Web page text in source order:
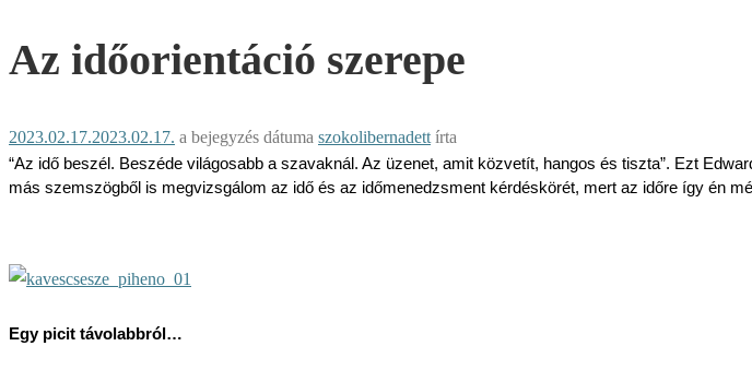
Az időorientáció szerepe
2023.02.17.2023.02.17. a bejegyzés dátuma szokolibernadett írta
“Az idő beszél. Beszéde világosabb a szavaknál. Az üzenet, amit közvetít, hangos és tiszta”. Ezt
más szemszögből is megvizsgálom az idő és az időmenedzsment kérdéskörét, mert az időre így én
Egy picit távolabbról…